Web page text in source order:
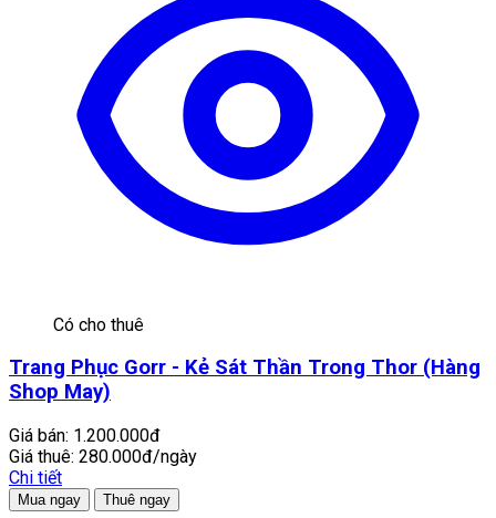
Có cho thuê
Trang Phục Gorr - Kẻ Sát Thần Trong Thor (Hàng
Shop May)
Giá bán: 1.200.000đ
Giá thuê: 280.000đ/ngày
Chi tiết
Mua ngay Thuê ngay